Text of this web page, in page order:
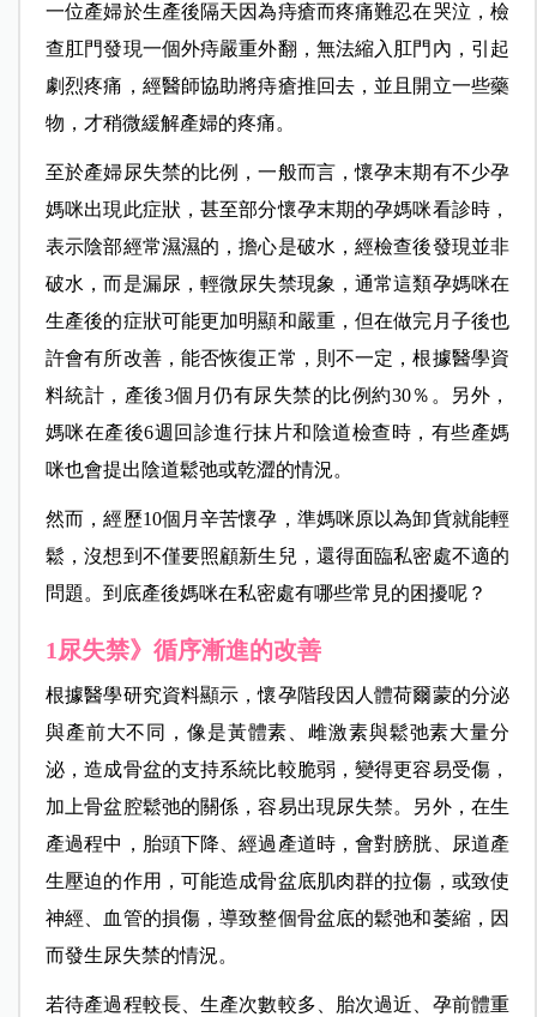
一位產婦於生產後隔天因為痔瘡而疼痛難忍在哭泣，檢
查肛門發現一個外痔嚴重外翻，無法縮入肛門內，引起
劇烈疼痛，經醫師協助將痔瘡推回去，並且開立一些藥
物，才稍微緩解產婦的疼痛。
至於產婦尿失禁的比例，一般而言，懷孕末期有不少孕
媽咪出現此症狀，甚至部分懷孕末期的孕媽咪看診時，
表示陰部經常濕濕的，擔心是破水，經檢查後發現並非
破水，而是漏尿，輕微尿失禁現象，通常這類孕媽咪在
生產後的症狀可能更加明顯和嚴重，但在做完月子後也
許會有所改善，能否恢復正常，則不一定，根據醫學資
料統計，產後3個月仍有尿失禁的比例約30％。另外，
媽咪在產後6週回診進行抹片和陰道檢查時，有些產媽
咪也會提出陰道鬆弛或乾澀的情況。
然而，經歷10個月辛苦懷孕，準媽咪原以為卸貨就能輕
鬆，沒想到不僅要照顧新生兒，還得面臨私密處不適的
問題。到底產後媽咪在私密處有哪些常見的困擾呢？
1尿失禁》循序漸進的改善
根據醫學研究資料顯示，懷孕階段因人體荷爾蒙的分泌
與產前大不同，像是黃體素、雌激素與鬆弛素大量分
泌，造成骨盆的支持系統比較脆弱，變得更容易受傷，
加上骨盆腔鬆弛的關係，容易出現尿失禁。另外，在生
產過程中，胎頭下降、經過產道時，會對膀胱、尿道產
生壓迫的作用，可能造成骨盆底肌肉群的拉傷，或致使
神經、血管的損傷，導致整個骨盆底的鬆弛和萎縮，因
而發生尿失禁的情況。
若待產過程較長、生產次數較多、胎次過近、孕前體重